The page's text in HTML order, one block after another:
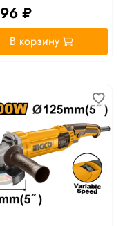
₽
В корзину